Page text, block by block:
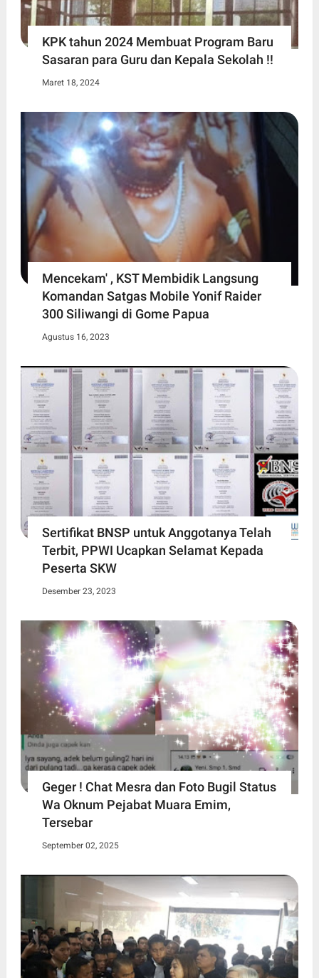
KPK tahun 2024 Membuat Program Baru
Sasaran para Guru dan Kepala Sekolah !!
Maret 18, 2024
Mencekam' , KST Membidik Langsung
Komandan Satgas Mobile Yonif Raider
300 Siliwangi di Gome Papua
Agustus 16, 2023
Sertifikat BNSP untuk Anggotanya Telah
Terbit, PPWI Ucapkan Selamat Kepada
Peserta SKW
Desember 23, 2023
Geger ! Chat Mesra dan Foto Bugil Status
Wa Oknum Pejabat Muara Emim,
Tersebar
September 02, 2025